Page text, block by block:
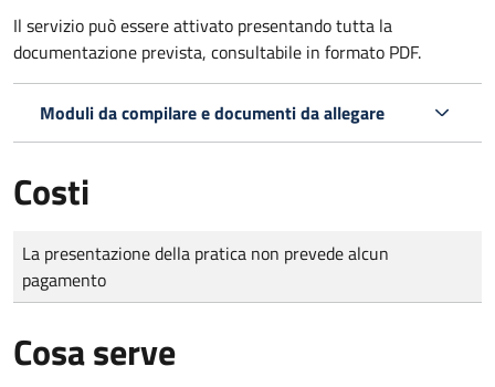
Il servizio può essere attivato presentando tutta la
documentazione prevista, consultabile in formato PDF.
Moduli da compilare e documenti da allegare
Costi
Tipo di pagamento
Importo
La presentazione della pratica non prevede alcun
pagamento
Cosa serve